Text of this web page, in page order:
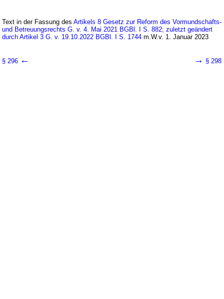
Text in der Fassung desArtikels 8 Gesetz zur Reform des Vormundschafts-
und Betreuungsrechts G. v. 4. Mai 2021 BGBl. I S. 882; zuletzt geändert
durch Artikel 3 G. v. 19.10.2022 BGBl. I S. 1744 m.W.v. 1. Januar 2023
§ 296 ← → § 298